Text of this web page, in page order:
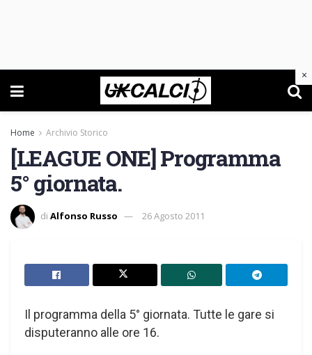
Home Archivio Storico
[LEAGUE ONE] Programma
5° giornata.
di Alfonso Russo 26 Agosto 2011
Il programma della 5° giornata. Tutte le gare si
disputeranno alle ore 16.
×